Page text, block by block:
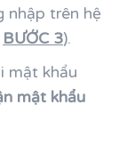
nhập trên hệ
BƯỚC 3).
mật khẩu
mật khẩu